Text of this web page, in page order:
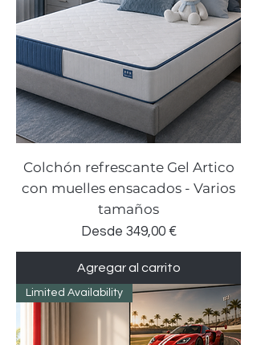
Colchón refrescante Gel Artico
con muelles ensacados - Varios
tamaños
Desde 349,00 €
Precio de oferta
Agregar al carrito
Limited Availability